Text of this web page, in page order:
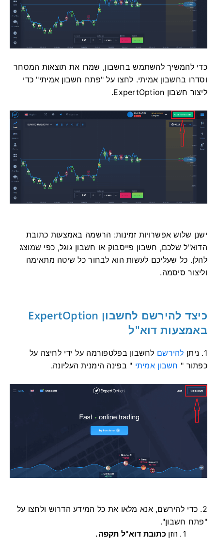
כדי להמשיך להשתמש בחשבון, שמרו את תוצאות המסחר
וסדרו בחשבון אמיתי. לחצו על "פתח חשבון אמיתי" כדי
ליצור חשבון ExpertOption.
ישנן שלוש אפשרויות זמינות: הרשמה באמצעות כתובת
הדוא"ל שלכם, חשבון פייסבוק או חשבון גוגל, כפי שמוצג
להלן. כל שעליכם לעשות הוא לבחור כל שיטה מתאימה
וליצור סיסמה.
כיצד להירשם לחשבון ExpertOption
באמצעות דוא"ל
1. ניתן להירשם לחשבון בפלטפורמה על ידי לחיצה על
כפתור " חשבון אמיתי " בפינה הימנית העליונה.
2. כדי להירשם, אנא מלאו את כל המידע הדרוש ולחצו על
"פתח חשבון".
הזן כתובת דוא"ל תקפה.